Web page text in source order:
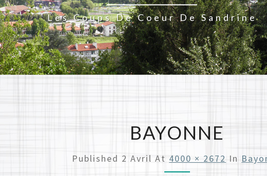
Les Coups De Coeur De Sandrine
BAYONNE
Published 2 Avril At 4000 × 2672 In